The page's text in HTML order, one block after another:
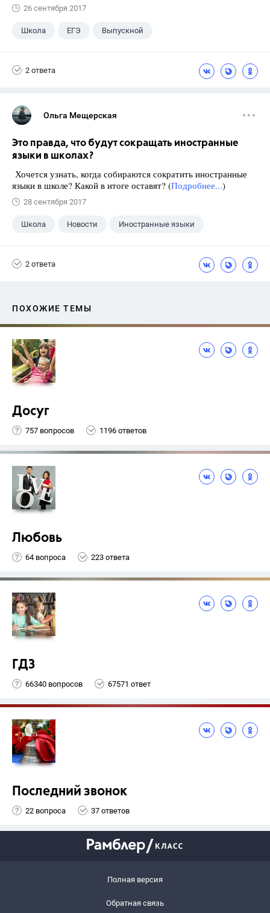
26 сентября 2017
Школа ЕГЭ Выпускной
2 ответа
Ольга Мещерская
Это правда, что будут сокращать иностранные
языки в школах?
Хочется узнать, когда собираются сократить иностранные
языки в школе? Какой в итоге оставят? (Подробнее...)
28 сентября 2017
Школа Новости Иностранные языки
2 ответа
ПОХОЖИЕ ТЕМЫ
Досуг
757 вопросов 1196 ответов
Любовь
64 вопроса 223 ответа
ГДЗ
66340 вопросов 67571 ответ
Последний звонок
22 вопроса 37 ответов
Полная версия
Обратная связь